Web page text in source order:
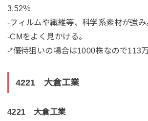
3.52％
-フィルムや繊維等、科学系素材が強み
-CMをよく見かける。
-*優待狙いの場合は1000株なので113
4221 大倉工業
4221 大倉工業